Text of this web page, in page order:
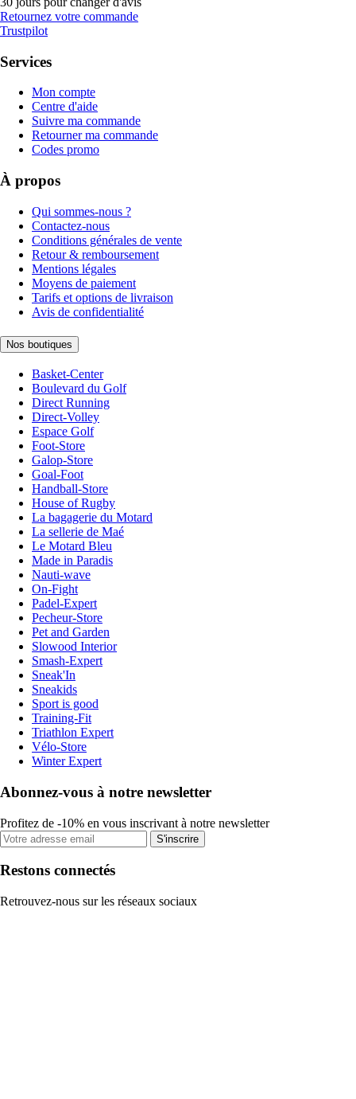
Retournez votre commande
Trustpilot
Services
Mon compte
Centre d'aide
Suivre ma commande
Retourner ma commande
Codes promo
À propos
Qui sommes-nous ?
Contactez-nous
Conditions générales de vente
Retour & remboursement
Mentions légales
Moyens de paiement
Tarifs et options de livraison
Avis de confidentialité
Nos boutiques
Basket-Center
Boulevard du Golf
Direct Running
Direct-Volley
Espace Golf
Foot-Store
Galop-Store
Goal-Foot
Handball-Store
House of Rugby
La bagagerie du Motard
La sellerie de Maé
Le Motard Bleu
Made in Paradis
Nauti-wave
On-Fight
Padel-Expert
Pecheur-Store
Pet and Garden
Slowood Interior
Smash-Expert
Sneak'In
Sneakids
Sport is good
Training-Fit
Triathlon Expert
Vélo-Store
Winter Expert
Abonnez-vous à notre newsletter
Profitez de -10% en vous inscrivant à notre newsletter
S'inscrire
Restons connectés
Retrouvez-nous sur les réseaux sociaux